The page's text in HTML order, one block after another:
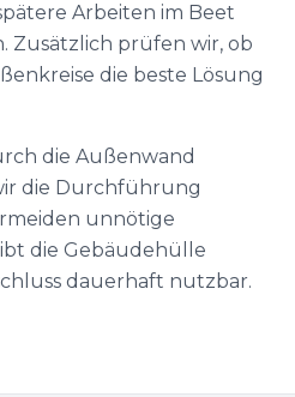
Arbeiten im Beet
Zusätzlich prüfen wir, ob
die beste Lösung
die Außenwand
die Durchführung
unnötige
die Gebäudehülle
dauerhaft nutzbar.